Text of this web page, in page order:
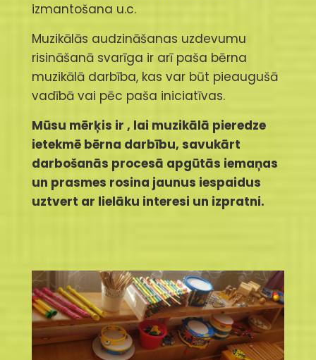
izmantošana u.c.
Muzikālās audzināšanas uzdevumu
risināšanā svarīga ir arī paša bērna
muzikālā darbība, kas var būt pieaugušā
vadībā vai pēc paša iniciatīvas.
Mūsu mērķis ir , lai muzikālā pieredze
ietekmē bērna darbību, savukārt
darbošanās procesā apgūtās iemaņas
un prasmes rosina jaunus iespaidus
uztvert ar lielāku interesi un izpratni.